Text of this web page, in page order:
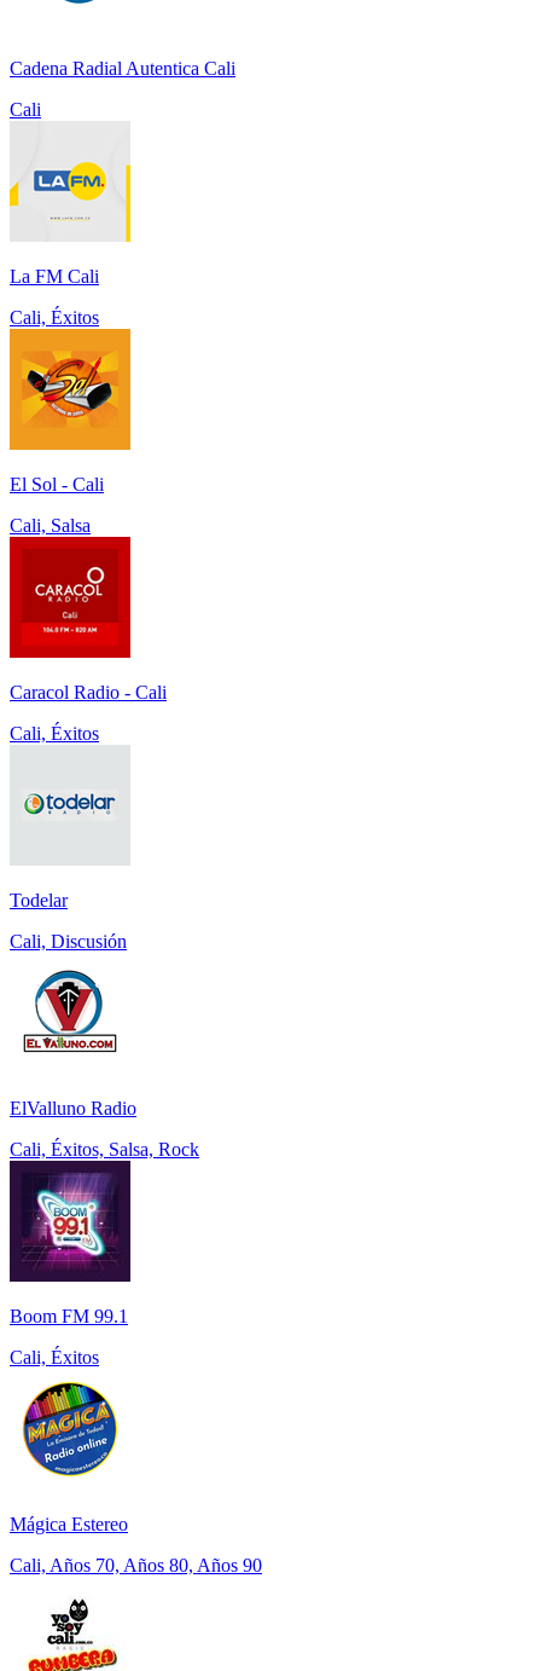
Cadena Radial Autentica Cali
Cali
La FM Cali
Cali, Éxitos
El Sol - Cali
Cali, Salsa
Caracol Radio - Cali
Cali, Éxitos
Todelar
Cali, Discusión
ElValluno Radio
Cali, Éxitos, Salsa, Rock
Boom FM 99.1
Cali, Éxitos
Mágica Estereo
Cali, Años 70, Años 80, Años 90